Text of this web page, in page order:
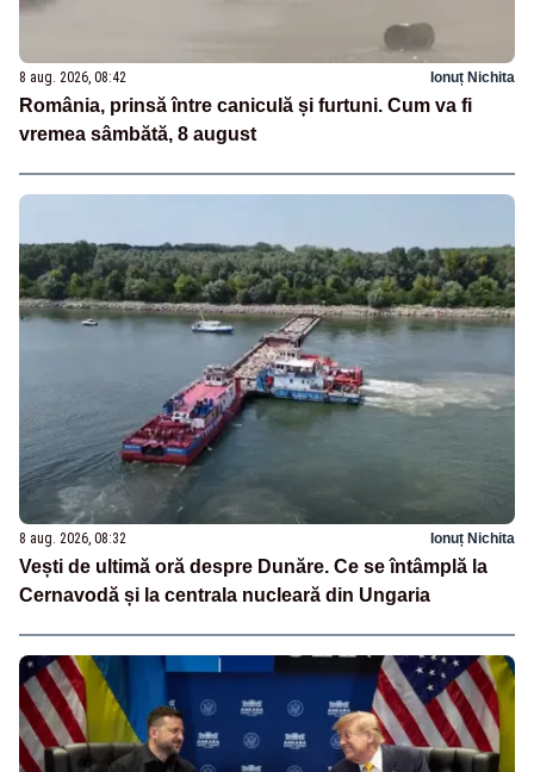
8 aug. 2026, 08:42 Ionuț Nichita
România, prinsă între caniculă și furtuni. Cum va fi
vremea sâmbătă, 8 august
8 aug. 2026, 08:32 Ionuț Nichita
Vești de ultimă oră despre Dunăre. Ce se întâmplă la
Cernavodă și la centrala nucleară din Ungaria